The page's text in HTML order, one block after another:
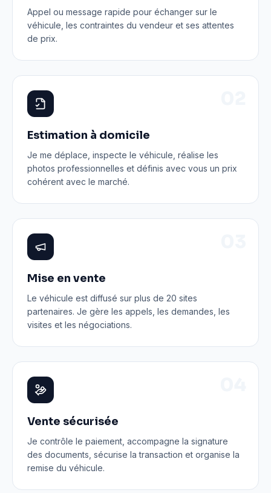
Appel ou message rapide pour échanger sur le
véhicule, les contraintes du vendeur et ses attentes
de prix.
Estimation à domicile
Je me déplace, inspecte le véhicule, réalise les
photos professionnelles et définis avec vous un prix
cohérent avec le marché.
Mise en vente
Le véhicule est diffusé sur plus de 20 sites
partenaires. Je gère les appels, les demandes, les
visites et les négociations.
Vente sécurisée
Je contrôle le paiement, accompagne la signature
des documents, sécurise la transaction et organise la
remise du véhicule.